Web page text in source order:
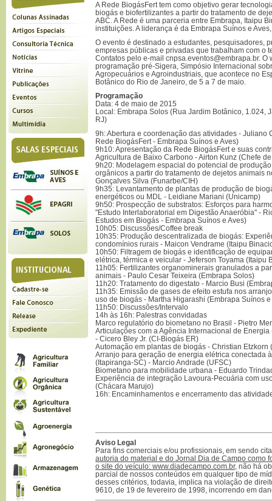
A Rede BiogásFert tem como objetivo gerar
biogás e biofertilizantes a partir do tratamento de
ABC. A Rede é uma parceria entre Embrapa, Itaipu
instituições. A liderança é da Embrapa Suínos e
O evento é destinado a estudantes, pesquisadores,
empresas públicas e privadas que trabalham com o
Contatos pelo e-mail cnpsa.eventos@embrapa.br. O
programação pré-Sigera, Simpósio Internacional
Agropecuários e Agroindustriais, que acontece no
Botânico do Rio de Janeiro, de 5 a 7 de maio.
Programação
Data: 4 de maio de 2015
Local: Embrapa Solos (Rua Jardim Botânico, 1.024,
RJ)
9h: Abertura e coordenação das atividades - Juliano
Rede BiogásFert - Embrapa Suínos e Aves)
9h10: Apresentação da Rede BiogásFert e suas
Agricultura de Baixo Carbono - Airton Kunz (Chefe
9h20: Modelagem espacial do potencial de
orgânicos a partir do tratamento de dejetos animais
Gonçalves Silva (Funarbe/CIH)
9h35: Levantamento de plantas de produção de
energéticos ou MDL - Leidiane Mariani (Unicamp)
9h50: Prospecção de substratos: Esforços para
"Estudo Interlaboratorial em Digestão Anaeróbia" -
Estudos em Biogás - Embrapa Suínos e Aves)
10h05: Discussões/Coffee break
10h35: Produção descentralizada de biogás:
condomínios rurais - Maicon Vendrame (Itaipu
10h50: Filtragem de biogás e identificação de
elétrica, térmica e veicular - Jeferson Toyama (Itaipu
11h05: Fertilizantes organominerais granulados a
animais - Paulo Cesar Teixeira (Embrapa Solos)
11h20: Tratamento do digestato - Marcio Busi
11h35: Emissão de gases de efeito estufa nos
uso de biogás - Martha Higarashi (Embrapa Suínos e
11h50: Discussões/Intervalo
14h às 16h: Palestras convidadas
Marco regulatório do biometano no Brasil - Pietro
Articulações com a Agência Internacional de Energia
- Cicero Bley Jr. (CI-Biogás ER)
Automação em plantas de biogás - Christian Etzkorn
Arranjo para geração de energia elétrica conectada
(Itapiranga-SC) - Marcio Andrade (UFSC)
Biometano para mobilidade urbana - Eduardo
Experiência de integração Lavoura-Pecuária com
(Chácara Marujo)
16h: Encaminhamentos e encerramento das
Aviso Legal
Para fins comerciais e/ou profissionais, em sendo
autoria do material e do Jornal Dia de Campo como
o site do veículo: www.diadecampo.com.br, não há
parcial de nossos conteúdos em qualquer tipo de
desses critérios, todavia, implica na violação de
9610, de 19 de fevereiro de 1998, incorrendo em